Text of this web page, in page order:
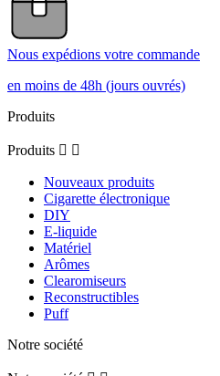
Nous expédions votre commande
en moins de 48h (jours ouvrés)
Produits
Produits  
Nouveaux produits
Cigarette électronique
DIY
E-liquide
Matériel
Arômes
Clearomiseurs
Reconstructibles
Puff
Notre société